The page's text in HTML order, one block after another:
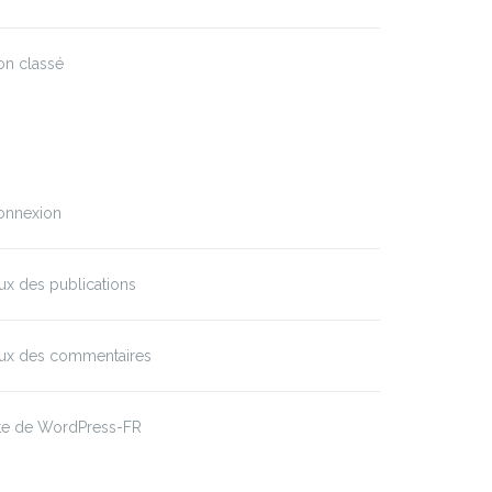
classé
des publications
des commentaires
de WordPress-FR